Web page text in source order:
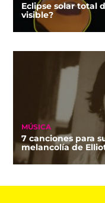
Eclipse solar total
visible?
MÚSICA
7 canciones para
melancolía de